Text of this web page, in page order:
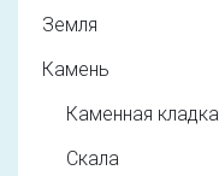
Земля
Камень
Каменная кладка
Скала